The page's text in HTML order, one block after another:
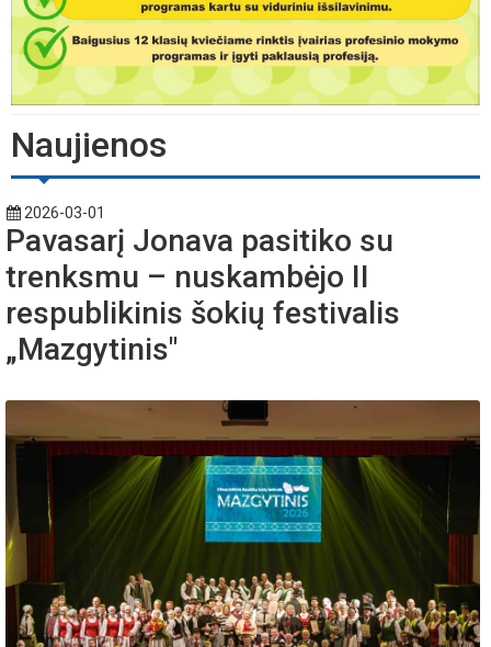
Naujienos
2026-03-01
Pavasarį Jonava pasitiko su
trenksmu – nuskambėjo II
respublikinis šokių festivalis
„Mazgytinis"